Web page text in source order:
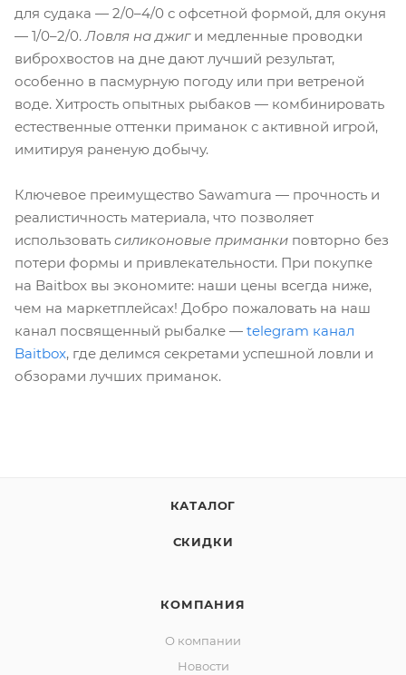
для судака — 2/0–4/0 с офсетной формой, для окуня
— 1/0–2/0. Ловля на джиги медленные проводки
виброхвостов на дне дают лучший результат,
особенно в пасмурную погоду или при ветреной
воде. Хитрость опытных рыбаков — комбинировать
естественные оттенки приманок с активной игрой,
имитируя раненую добычу.
Ключевое преимущество Sawamura — прочность и
реалистичность материала, что позволяет
использовать силиконовые приманки повторно без
потери формы и привлекательности. При покупке
на Baitbox вы экономите: наши цены всегда ниже,
чем на маркетплейсах! Добро пожаловать на наш
канал посвященный рыбалке — telegram канал
Baitbox, где делимся секретами успешной ловли и
обзорами лучших приманок.
КАТАЛОГ
СКИДКИ
КОМПАНИЯ
О компании
Новости